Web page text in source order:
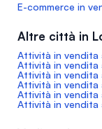
E-commerce in
Altre città in
Attività in vendita
Attività in vendita
Attività in vendita
Attività in vendita
Attività in vendita
Attività in vendita